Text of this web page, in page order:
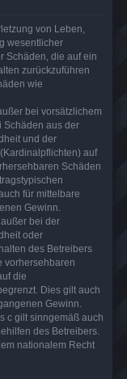
von Leben,
wesentlicher
Schäden, die auf ein
zurückzuführen
wie
bei vorsätzlichem
Schäden aus der
und der
auf
Schäden
für mittelbare
Gewinn.
bei der
oder
des Betreibers
vorhersehbaren
die
Dies gilt auch
Gewinn.
c gilt sinngemäß auch
des Betreibers.
nationalem Recht